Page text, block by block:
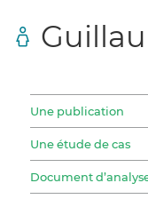
Une publication
Une étude de cas
Document